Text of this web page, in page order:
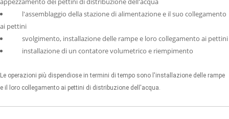
l'assemblaggio della stazione di alimentazione e il suo collegamento
ai pettini
svolgimento, installazione delle rampe e loro collegamento ai pettini
installazione di un contatore volumetrico e riempimento
Le operazioni più dispendiose in termini di tempo sono l'installazione delle rampe
e il loro collegamento ai pettini di distribuzione dell'acqua.